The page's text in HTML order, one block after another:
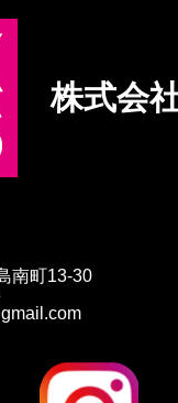
株式会
南町13-30